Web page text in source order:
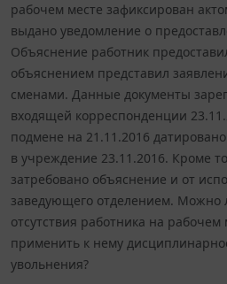
рабочем месте зафиксирован
выдано уведомление о
Объяснение работник
объяснением представил
сменами. Данные документы
входящей корреспонденции
подмене на 21.11.2016
в учреждение 23.11.2016. Кроме
затребовано объяснение и от
заведующего отделением. Можно
отсутствия работника на
применить к нему
увольнения?